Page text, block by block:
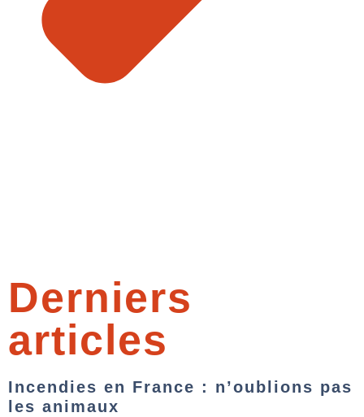
Derniers
articles
Incendies en France : n’oublions pas
les animaux